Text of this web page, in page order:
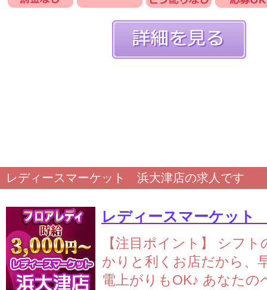
レディースマーケット 浜大津店の求人です
レディースマーケット
【注目ポイント】
シフト
かりと利くお店だから、
電上がりもOK♪ あなたの